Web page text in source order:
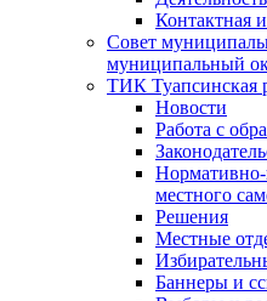
Контактная
Совет
муниципальный
ТИК Туапсинская
Новости
Работа с
Нормативно-
местного
Решения
Местные
Баннеры и